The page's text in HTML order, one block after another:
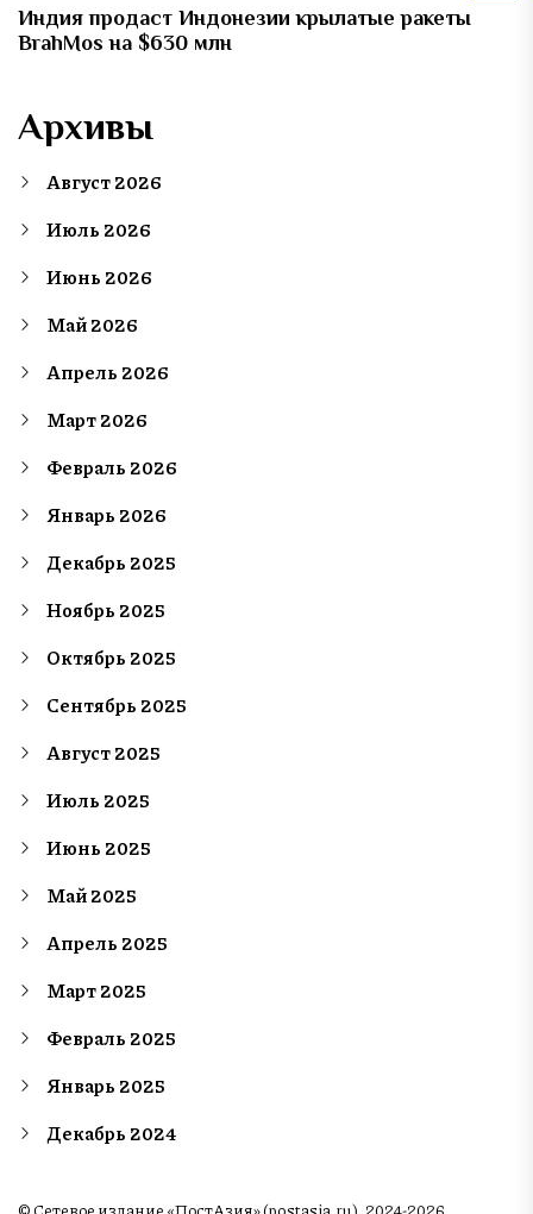
Индия продаст Индонезии крылатые ракеты
BrahMos на $630 млн
Архивы
Август 2026
Июль 2026
Июнь 2026
Май 2026
Апрель 2026
Март 2026
Февраль 2026
Январь 2026
Декабрь 2025
Ноябрь 2025
Октябрь 2025
Сентябрь 2025
Август 2025
Июль 2025
Июнь 2025
Май 2025
Апрель 2025
Март 2025
Февраль 2025
Январь 2025
Декабрь 2024